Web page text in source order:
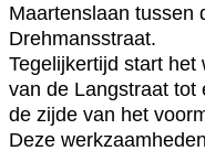
Maartenslaan tussen
Drehmansstraat.
Tegelijkertijd start
van de Langstraat tot
de zijde van het
Deze